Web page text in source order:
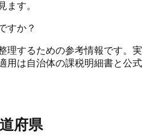
ます。
すか？
理するための参考情報です。実
用は自治体の課税明細書と公式
府県